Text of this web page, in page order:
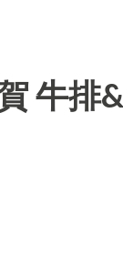
牛排